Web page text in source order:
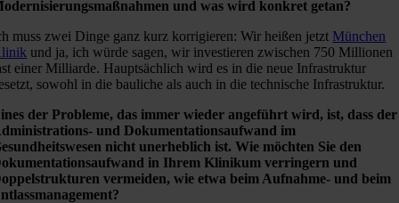
und was wird konkret getan?
muss zwei Dinge ganz kurz korrigieren: Wir heißen jetzt München
und ja, ich würde sagen, wir investieren zwischen 750 Millionen
einer Milliarde. Hauptsächlich wird es in die neue Infrastruktur
sowohl in die bauliche als auch in die technische Infrastruktur.
der Probleme, das immer wieder angeführt wird, ist, dass der
und Dokumentationsaufwand im
nicht unerheblich ist. Wie möchten Sie den
in Ihrem Klinikum verringern und
vermeiden, wie etwa beim Aufnahme- und beim